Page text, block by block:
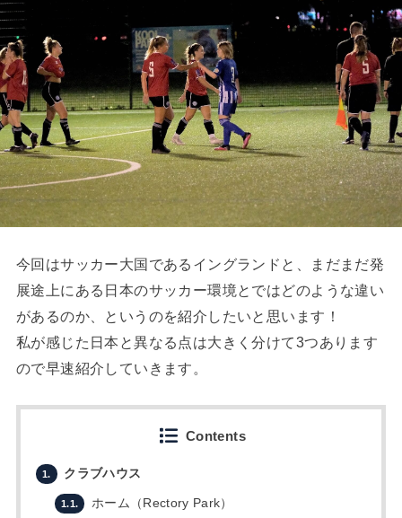
今回はサッカー大国であるイングランドと、まだまだ発
展途上にある日本のサッカー環境とではどのような違い
があるのか、というのを紹介したいと思います！
私が感じた日本と異なる点は大きく分けて3つあります
ので早速紹介していきます。
Contents
1. クラブハウス
1.1. ホーム（Rectory Park）